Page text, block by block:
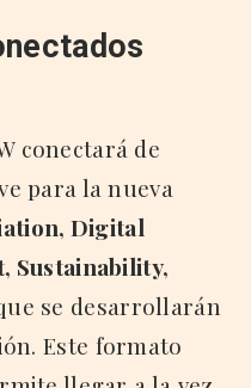
conectará de
para la nueva
Digital
Sustainability,
se desarrollarán
Este formato